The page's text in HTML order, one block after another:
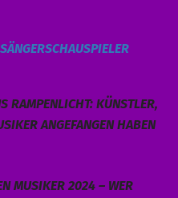
SÄNGERSCHAUSPIELER
RAMPENLICHT: KÜNSTLER, D
ANGEFANGEN HABEN
MUSIKER 2024 – WER